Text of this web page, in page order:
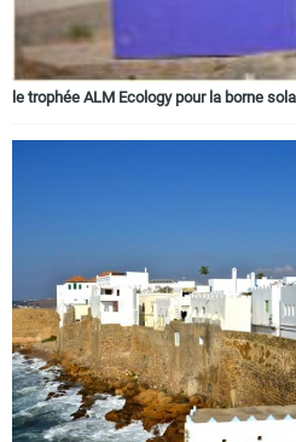
le trophée ALM Ecology pour la borne